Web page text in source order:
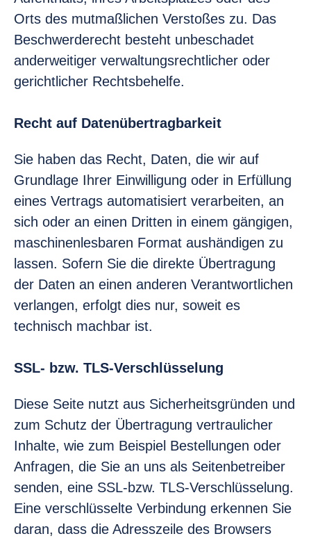
Orts des mutmaßlichen Verstoßes zu. Das
Beschwerderecht besteht unbeschadet
anderweitiger verwaltungsrechtlicher oder
gerichtlicher Rechtsbehelfe.
Recht auf Datenübertragbarkeit
Sie haben das Recht, Daten, die wir auf
Grundlage Ihrer Einwilligung oder in Erfüllung
eines Vertrags automatisiert verarbeiten, an
sich oder an einen Dritten in einem gängigen,
maschinenlesbaren Format aushändigen zu
lassen. Sofern Sie die direkte Übertragung
der Daten an einen anderen Verantwortlichen
verlangen, erfolgt dies nur, soweit es
technisch machbar ist.
SSL- bzw. TLS-Verschlüsselung
Diese Seite nutzt aus Sicherheitsgründen und
zum Schutz der Übertragung vertraulicher
Inhalte, wie zum Beispiel Bestellungen oder
Anfragen, die Sie an uns als Seitenbetreiber
senden, eine SSL-bzw. TLS-Verschlüsselung.
Eine verschlüsselte Verbindung erkennen Sie
daran, dass die Adresszeile des Browsers